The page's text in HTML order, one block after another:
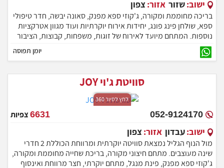
ישוב:שזור אזור:צפון
בריכה מחוממת ומקורה, ג'קוזי ספא מפנק, סאונה יבשה, חדר טיפולי
ספא, שולחן פינג פונג, יחידות אירוח יוקרתיות ועוד מגוון אטרקציות
נוספות. המתחם מיועד לאירוח של זוגות, משפחות, קבוצות, הציבור
הדתי, ימי כיף וערבי גיבוש.
יומן תפוסה
סוויטת ג'וי JOY
לחץ לסיור 360
052-9124170
6631צפיות
ישוב:עבדון אזור:צפון
מול הנוף הגליל נמצאת סוויטה יוקרתית ומרווחת הכוללת 2 חדרי
שינה מעוצבים. מתחם חיצוני מקורה, בריכת שחייה מחוממת ומקורה,
ג'קוזי ספא מפנק, פינת מנגל, מתחם יוקרתי, חצר מרווחת ואינסוף